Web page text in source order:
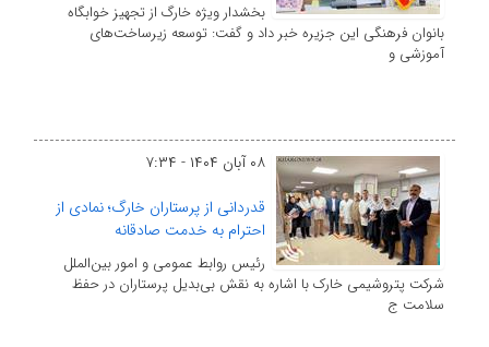
بخشدار ویژه خارگ از تجهیز خوابگاه
بانوان فرهنگی این جزیره خبر داد و گفت: توسعه زیرساخت‌های
آموزشی و
۰۸ آبان ۱۴۰۴ - ۷:۳۴
قدردانی از پرستاران خارگ؛ نمادی از
احترام به خدمت صادقانه
رئیس روابط عمومی و امور بین‌الملل
شرکت پتروشیمی خارک با اشاره به نقش بی‌بدیل پرستاران در حفظ
سلامت ج